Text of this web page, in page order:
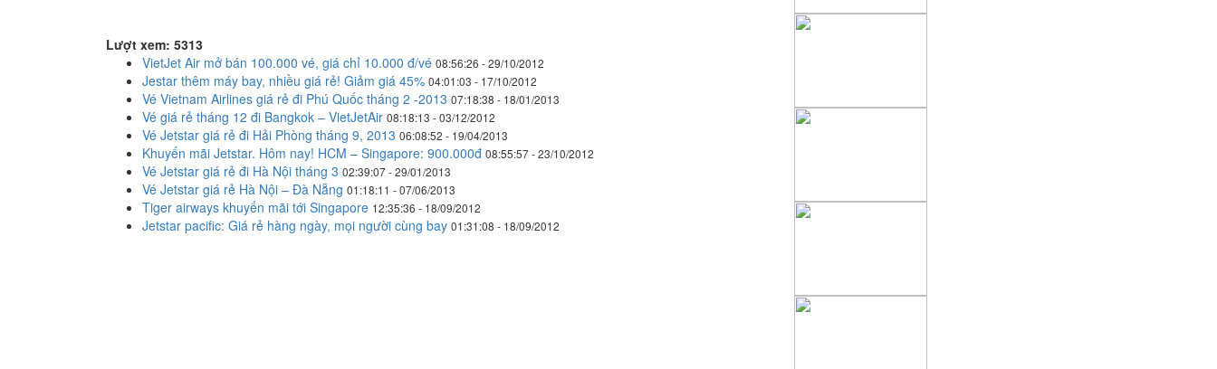
Lượt xem: 5313
VietJet Air mở bán 100.000 vé, giá chỉ 10.000 đ/vé 08:56:26 - 29/10/2012
Jestar thêm máy bay, nhiều giá rẻ! Giảm giá 45% 04:01:03 - 17/10/2012
Vé Vietnam Airlines giá rẻ đi Phú Quốc tháng 2 -2013 07:18:38 - 18/01/2013
Vé giá rẻ tháng 12 đi Bangkok – VietJetAir 08:18:13 - 03/12/2012
Vé Jetstar giá rẻ đi Hải Phòng tháng 9, 2013 06:08:52 - 19/04/2013
Khuyến mãi Jetstar. Hôm nay! HCM – Singapore: 900.000đ 08:55:57 - 23/10/2012
Vé Jetstar giá rẻ đi Hà Nội tháng 3 02:39:07 - 29/01/2013
Vé Jetstar giá rẻ Hà Nội – Đà Nẵng 01:18:11 - 07/06/2013
Tiger airways khuyến mãi tới Singapore 12:35:36 - 18/09/2012
Jetstar pacific: Giá rẻ hàng ngày, mọi người cùng bay 01:31:08 - 18/09/2012